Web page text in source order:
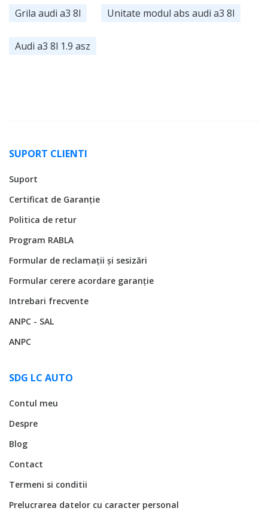
Grila audi a3 8l Unitate modul abs audi a3 8l
Audi a3 8l 1.9 asz
SUPORT CLIENTI
Suport
Certificat de Garanție
Politica de retur
Program RABLA
Formular de reclamații și sesizări
Formular cerere acordare garanție
Intrebari frecvente
ANPC - SAL
ANPC
SDG LC AUTO
Contul meu
Despre
Blog
Contact
Termeni si conditii
Prelucrarea datelor cu caracter personal